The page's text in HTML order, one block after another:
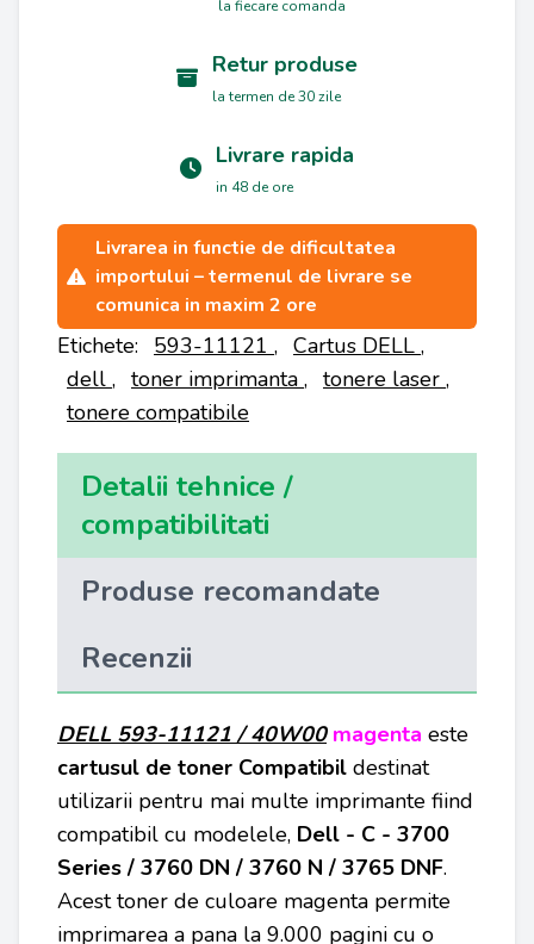
la fiecare comanda
Retur produse
la termen de 30 zile
Livrare rapida
in 48 de ore
Livrarea in functie de dificultatea
importului – termenul de livrare se
comunica in maxim 2 ore
Etichete: 593-11121 , Cartus DELL ,
dell , toner imprimanta , tonere laser ,
tonere compatibile
Detalii tehnice /
compatibilitati
Produse recomandate
Recenzii
DELL 593-11121 / 40W00 magenta este
cartusul de toner Compatibil destinat
utilizarii pentru mai multe imprimante fiind
compatibil cu modelele, Dell - C - 3700
Series / 3760 DN / 3760 N / 3765 DNF.
Acest toner de culoare magenta permite
imprimarea a pana la 9.000 pagini cu o